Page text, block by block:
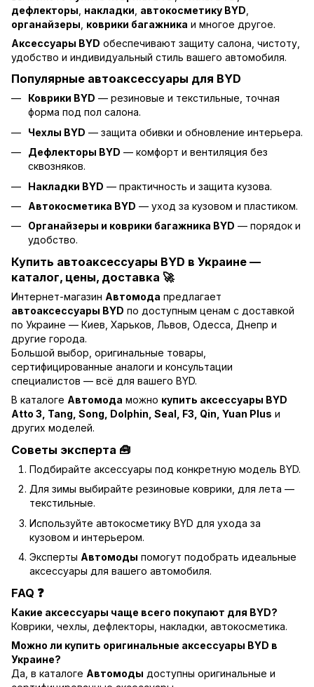
дефлекторы накладки автокосметику BYD
органайзеры коврики багажника и многое другое.
Аксессуары BYD обеспечивают защиту салона, чистоту,
удобство и индивидуальный стиль вашего автомобиля.
Популярные автоаксессуары для BYD
Коврики BYD — резиновые и текстильные, точная
форма под пол салона.
Чехлы BYD — защита обивки и обновление интерьера.
Дефлекторы BYD — комфорт и вентиляция без
сквозняков.
Накладки BYD — практичность и защита кузова.
Автокосметика BYD — уход за кузовом и пластиком.
Органайзеры и коврики багажника BYD — порядок и
удобство.
Купить автоаксессуары BYD в Украине —
каталог, цены, доставка 🚀
Интернет-магазин Автомода предлагает
автоаксессуары BYD по доступным ценам с доставкой
по Украине — Киев, Харьков, Львов, Одесса, Днепр и
другие города.
Большой выбор, оригинальные товары,
сертифицированные аналоги и консультации
специалистов — всё для вашего BYD.
В каталоге Автомода можно купить аксессуары BYD
Atto 3, Tang, Song, Dolphin, Seal, F3, Qin, Yuan Plus и
других моделей.
Советы эксперта 🧰
Подбирайте аксессуары под конкретную модель BYD.
Для зимы выбирайте резиновые коврики, для лета —
текстильные.
Используйте автокосметику BYD для ухода за
кузовом и интерьером.
Эксперты Автомоды помогут подобрать идеальные
аксессуары для вашего автомобиля.
FAQ ❓
Какие аксессуары чаще всего покупают для BYD?
Коврики, чехлы, дефлекторы, накладки, автокосметика.
Можно ли купить оригинальные аксессуары BYD в
Украине?
Да, в каталоге Автомоды доступны оригинальные и